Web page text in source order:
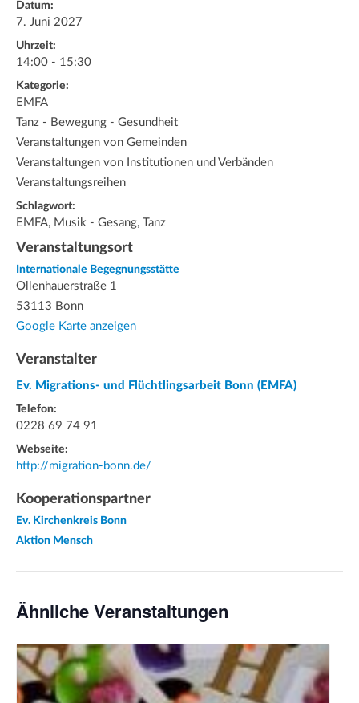
Datum:
7. Juni 2027
Uhrzeit:
14:00 - 15:30
Kategorie:
EMFA
Tanz - Bewegung - Gesundheit
Veranstaltungen von Gemeinden
Veranstaltungen von Institutionen und Verbänden
Veranstaltungsreihen
Schlagwort:
EMFA, Musik - Gesang, Tanz
Veranstaltungsort
Internationale Begegnungsstätte
Ollenhauerstraße 1
53113 Bonn
Google Karte anzeigen
Veranstalter
Ev. Migrations- und Flüchtlingsarbeit Bonn (EMFA)
Telefon:
0228 69 74 91
Webseite:
http://migration-bonn.de/
Kooperationspartner
Ev. Kirchenkreis Bonn
Aktion Mensch
Ähnliche Veranstaltungen